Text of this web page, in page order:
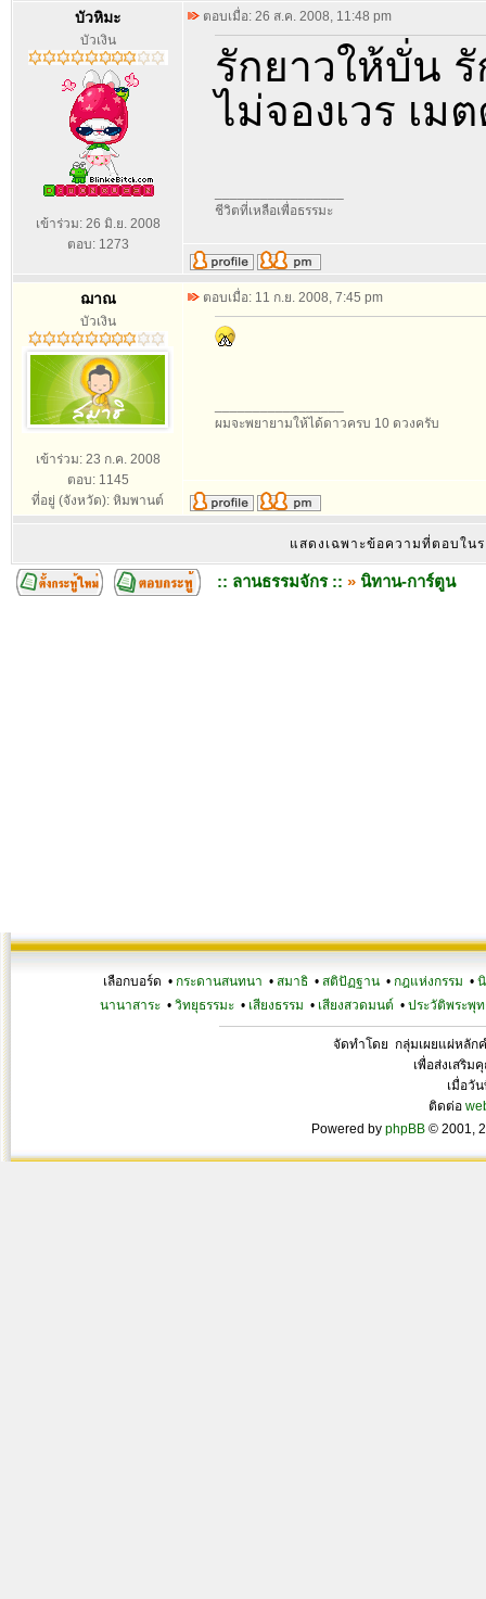
บัวหิมะ
บัวเงิน
เข้าร่วม: 26 มิ.ย. 2008
ตอบ: 1273
ตอบเมื่อ: 26 ส.ค. 2008, 11:48 pm
รักยาวให้บั่น
ไม่จองเวร เ
ชีวิตที่เหลือเพื่อธรรมะ
ฌาณ
บัวเงิน
เข้าร่วม: 23 ก.ค. 2008
ตอบ: 1145
ที่อยู่ (จังหวัด): หิมพานต์
ตอบเมื่อ: 11 ก.ย. 2008, 7:45 pm
ผมจะพยายามให้ได้ดาวครบ 10 ดวงครับ
แสดงเฉพาะข้อความที่ตอบใน
:: ลานธรรมจักร :: » นิทาน-การ์ตูน
เลือกบอร์ด • กระดานสนทนา • สมาธิ • สติปัฏฐาน • กฎแห่งกรรม •
นานาสาระ• วิทยุธรรมะ• เสียงธรรม • เสียงสวดมนต์ • ประวัติพระพุท
จัดทำโดย กลุ่มเผยแผ่หลัก
เพื่อส่งเสริม
เมื่อวั
ติดต่อ
Powered by phpBB © 2001,